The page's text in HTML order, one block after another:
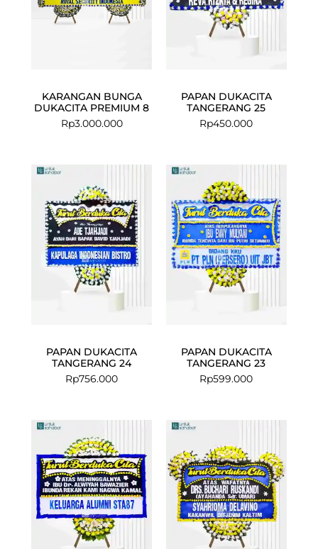
KARANGAN BUNGA
DUKACITA PREMIUM 8
Rp3.000.000
PAPAN DUKACITA
TANGERANG 25
Rp450.000
PAPAN DUKACITA
TANGERANG 24
Rp756.000
PAPAN DUKACITA
TANGERANG 23
Rp599.000